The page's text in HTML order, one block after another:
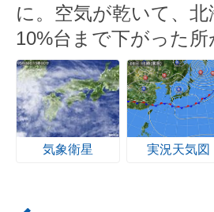
に。空気が乾いて、
10%台まで下がった所
気象衛星 実況天気図